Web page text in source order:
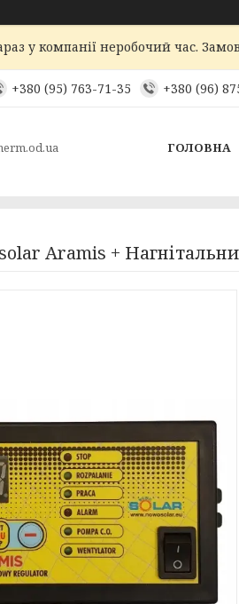
у компанії неробочий час.
+380 (95) 763-71-35 +380 (96)
ГОЛОВНА
Aramis +